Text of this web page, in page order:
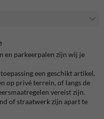
en parkeerpalen zijn wij je
een geschikt artikel.
op privé terrein, of langs de
vereist zijn.
of straatwerk zijn apart te